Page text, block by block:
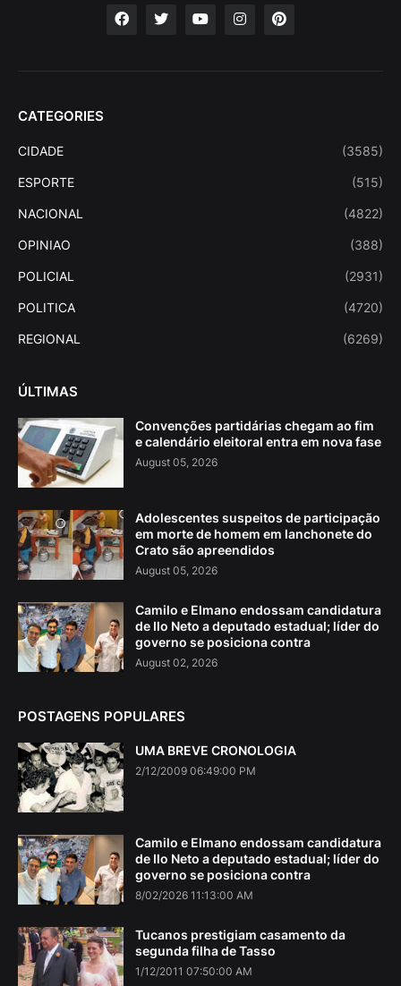
CATEGORIES
CIDADE (3585)
ESPORTE (515)
NACIONAL (4822)
OPINIAO (388)
POLICIAL (2931)
POLITICA (4720)
REGIONAL (6269)
ÚLTIMAS
Convenções partidárias chegam ao fim
e calendário eleitoral entra em nova fase
August 05, 2026
Adolescentes suspeitos de participação
em morte de homem em lanchonete do
Crato são apreendidos
August 05, 2026
Camilo e Elmano endossam candidatura
de Ilo Neto a deputado estadual; líder do
governo se posiciona contra
August 02, 2026
POSTAGENS POPULARES
UMA BREVE CRONOLOGIA
2/12/2009 06:49:00 PM
Camilo e Elmano endossam candidatura
de Ilo Neto a deputado estadual; líder do
governo se posiciona contra
8/02/2026 11:13:00 AM
Tucanos prestigiam casamento da
segunda filha de Tasso
1/12/2011 07:50:00 AM